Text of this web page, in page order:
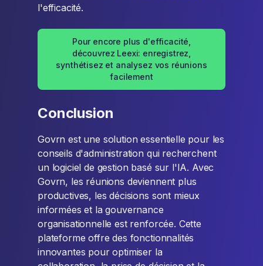
l'efficacité.
Pour encore plus d'efficacité,
découvrez Leexi: enregistrez,
synthétisez et analysez vos réunions
facilement
Conclusion
Govrn est une solution essentielle pour les
conseils d'administration qui recherchent
un logiciel de gestion basé sur l'IA. Avec
Govrn, les réunions deviennent plus
productives, les décisions sont mieux
informées et la gouvernance
organisationnelle est renforcée. Cette
plateforme offre des fonctionnalités
innovantes pour optimiser la